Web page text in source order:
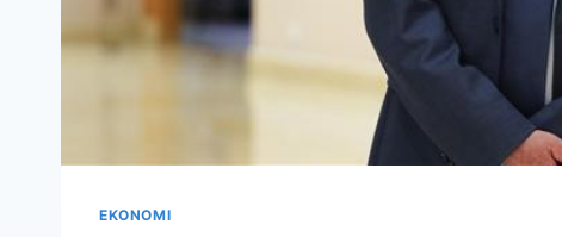
EKONOMI